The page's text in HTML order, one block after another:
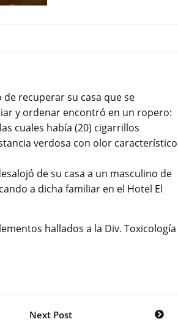
recuperar su casa que se
y ordenar encontró en un ropero:
cuales había (20) cigarrillos
verdosa con olor característico
de su casa a un masculino de
a dicha familiar en el Hotel El
hallados a la Div. Toxicología
Next Post